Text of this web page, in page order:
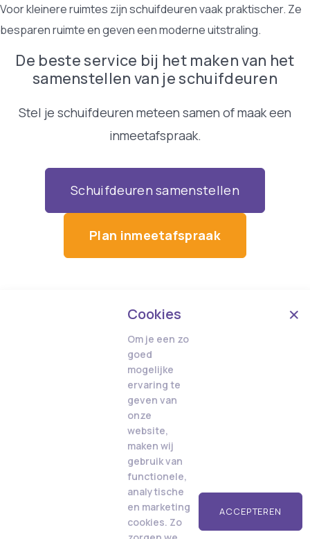
Voor kleinere ruimtes zijn schuifdeuren vaak praktischer. Ze
besparen ruimte en geven een moderne uitstraling.
De beste service bij het maken van het
samenstellen van je schuifdeuren
Stel je schuifdeuren meteen samen of maak een
inmeetafspraak.
Schuifdeuren samenstellen
Plan inmeetafspraak
Cookies
Om je een zo
goed
mogelijke
ervaring te
geven van
onze
website,
maken wij
gebruik van
functionele,
analytische
en marketing
cookies. Zo
ACCEPTEREN